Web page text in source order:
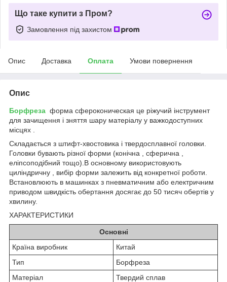
Що таке купити з Пром?
Замовлення під захистом
Опис Доставка Оплата Умови повернення
Опис
Борфреза форма сфероконическая це ріжучий інструмент
для зачищення і зняття шару матеріалу у важкодоступних
місцях .
Складається з штифт-хвостовика і твердосплавної головки.
Головки бувають різної форми (конічна , сферична ,
еліпсоподібний тощо).В основному використовують
циліндричну , вибір форми залежить від конкретної роботи.
Встановлюють в машинках з пневматичним або електричним
приводом швидкість обертання досягає до 50 тисяч обертів у
хвилину.
ХАРАКТЕРИСТИКИ
Основні
Країна виробник
Китай
Тип
Борфреза
Матеріал
Твердий сплав